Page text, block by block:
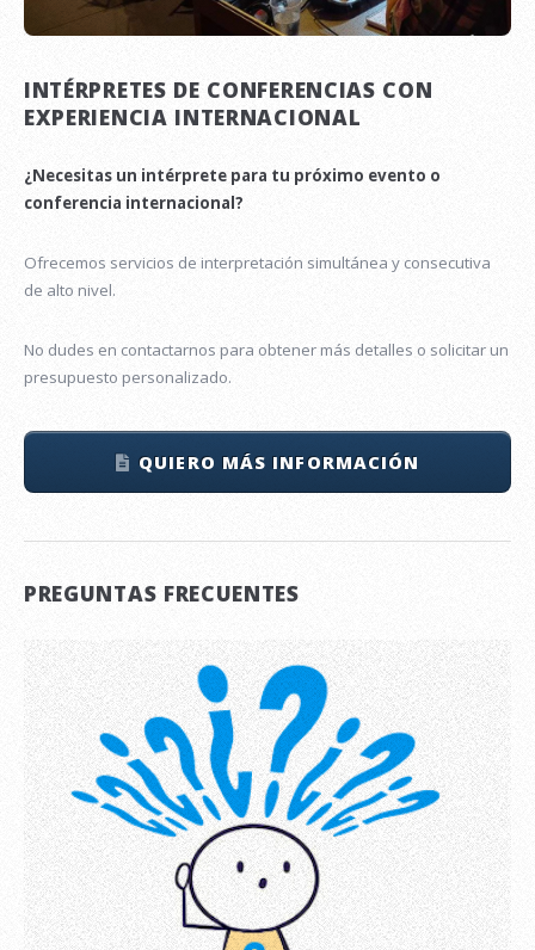
INTÉRPRETES DE CONFERENCIAS CON
EXPERIENCIA INTERNACIONAL
¿Necesitas un intérprete para tu próximo evento o
conferencia internacional?
Ofrecemos servicios de interpretación simultánea y consecutiva
de alto nivel.
No dudes en contactarnos para obtener más detalles o solicitar un
presupuesto personalizado.
QUIERO MÁS INFORMACIÓN
PREGUNTAS FRECUENTES